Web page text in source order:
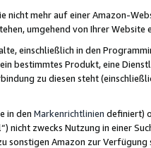
nicht mehr auf einer Amazon-
umgehend von Ihrer
einschließlich in den
bestimmtes Produkt, eine
zu diesen steht
in den Markenrichtlinien definiert)
nicht zwecks Nutzung in einer
sonstigen Amazon zur